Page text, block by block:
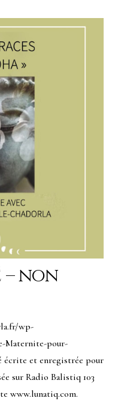
– non
wp-
Maternite-pour-
et enregistrée pour
sur Radio Balistiq 103
www.lunatiq.com.